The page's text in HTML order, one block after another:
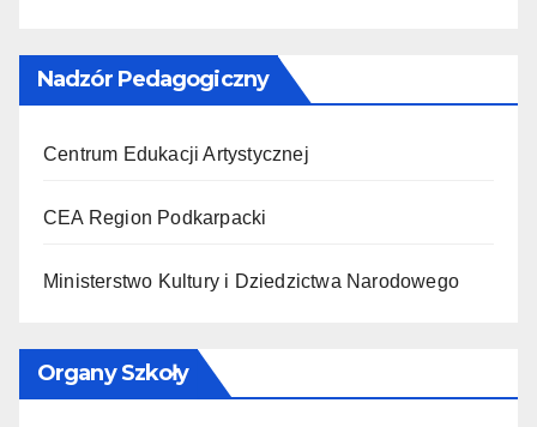
Nadzór Pedagogiczny
Centrum Edukacji Artystycznej
CEA Region Podkarpacki
Ministerstwo Kultury i Dziedzictwa Narodowego
Organy Szkoły